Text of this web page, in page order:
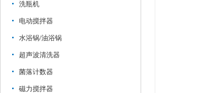
洗瓶机
电动搅拌器
水浴锅/油浴锅
超声波清洗器
菌落计数器
磁力搅拌器